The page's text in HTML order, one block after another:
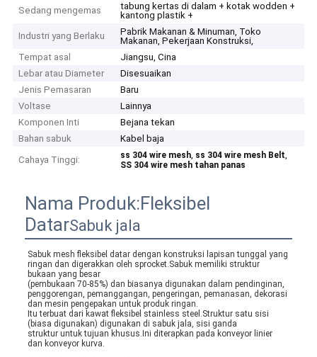
Sedang mengemas
tabung kertas di dalam + kotak wodden +
kantong plastik +
Industri yang Berlaku
Pabrik Makanan & Minuman, Toko
Makanan, Pekerjaan Konstruksi,
Tempat asal
Jiangsu, Cina
Lebar atau Diameter
Disesuaikan
Jenis Pemasaran
Baru
Voltase
Lainnya
Komponen Inti
Bejana tekan
Bahan sabuk
Kabel baja
Cahaya Tinggi:
ss 304 wire mesh, ss 304 wire mesh Belt,
SS 304 wire mesh tahan panas
Nama Produk:Fleksibel
DatarSabuk jala
Sabuk mesh fleksibel datar dengan konstruksi lapisan tunggal yang
ringan dan digerakkan oleh sprocket.Sabuk memiliki struktur
bukaan yang besar
(pembukaan 70-85%) dan biasanya digunakan dalam pendinginan,
penggorengan, pemanggangan, pengeringan, pemanasan, dekorasi
dan mesin pengepakan untuk produk ringan.
Itu terbuat dari kawat fleksibel stainless steel.Struktur satu sisi
(biasa digunakan) digunakan di sabuk jala, sisi ganda
struktur untuk tujuan khusus.Ini diterapkan pada konveyor linier
dan konveyor kurva.